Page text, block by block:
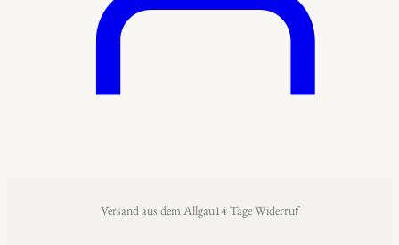
Versand aus dem Allgäu14 Tage Widerruf